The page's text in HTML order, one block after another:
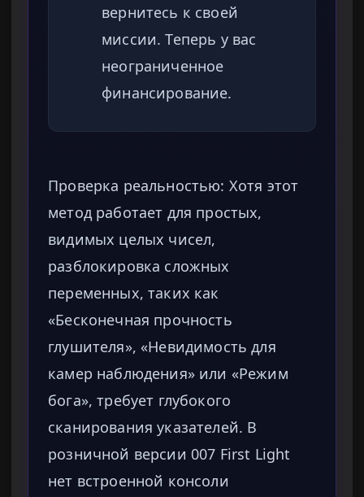
вернитесь к своей
миссии. Теперь у вас
неограниченное
финансирование.
Проверка реальностью: Хотя этот
метод работает для простых,
видимых целых чисел,
разблокировка сложных
переменных, таких как
«Бесконечная прочность
глушителя», «Невидимость для
камер наблюдения» или «Режим
бога», требует глубокого
сканирования указателей. В
розничной версии 007 First Light
нет встроенной консоли